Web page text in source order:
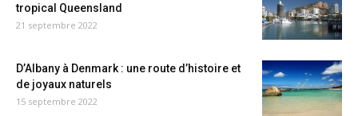
tropical Queensland
21 septembre 2022
D’Albany à Denmark : une route d’histoire et
de joyaux naturels
15 septembre 2022